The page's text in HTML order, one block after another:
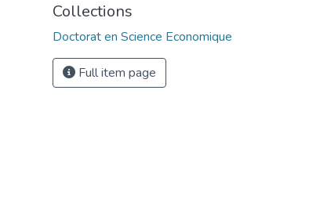
Collections
Doctorat en Science Economique
Full item page